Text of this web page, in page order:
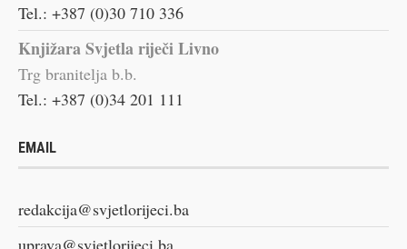
Tel.: +387 (0)30 710 336
Knjižara Svjetla riječi Livno
Trg branitelja b.b.
Tel.: +387 (0)34 201 111
EMAIL
redakcija@svjetlorijeci.ba
uprava@svjetlorijeci.ba